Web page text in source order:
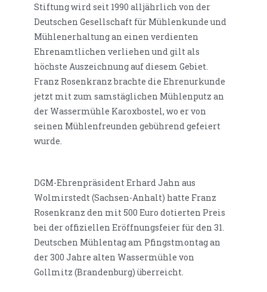
Stiftung wird seit 1990 alljährlich von der
Deutschen Gesellschaft für Mühlenkunde und
Mühlenerhaltung an einen verdienten
Ehrenamtlichen verliehen und gilt als
höchste Auszeichnung auf diesem Gebiet.
Franz Rosenkranz brachte die Ehrenurkunde
jetzt mit zum samstäglichen Mühlenputz an
der Wassermühle Karoxbostel, wo er von
seinen Mühlenfreunden gebührend gefeiert
wurde.
DGM-Ehrenpräsident Erhard Jahn aus
Wolmirstedt (Sachsen-Anhalt) hatte Franz
Rosenkranz den mit 500 Euro dotierten Preis
bei der offiziellen Eröffnungsfeier für den 31.
Deutschen Mühlentag am Pfingstmontag an
der 300 Jahre alten Wassermühle von
Gollmitz (Brandenburg) überreicht.